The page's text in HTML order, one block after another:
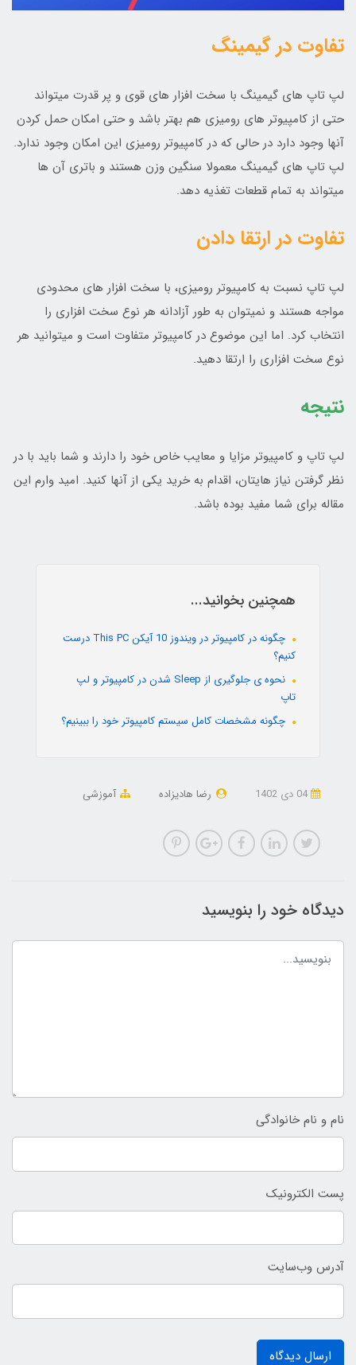
تفاوت در گیمینگ
لپ تاپ های گیمینگ با سخت افزار های قوی و پر قدرت میتواند
حتی از کامپیوتر های رومیزی هم بهتر باشد و حتی امکان حمل کردن
آنها وجود دارد در حالی که در کامپیوتر رومیزی این امکان وجود ندارد.
لپ تاپ های گیمینگ معمولا سنگین وزن هستند و باتری آن ها
میتواند به تمام قطعات تغذیه دهد.
تفاوت در ارتقا دادن
لپ تاپ نسبت به کامپیوتر رومیزی، با سخت افزار های محدودی
مواجه هستند و نمیتوان به طور آزادانه هر نوع سخت افزاری را
انتخاب کرد. اما این موضوع در کامپیوتر متفاوت است و میتوانید هر
نوع سخت افزاری را ارتقا دهید.
نتیجه
لپ تاپ و کامپیوتر مزایا و معایب خاص خود را دارند و شما باید با در
نظر گرفتن نیاز هایتان، اقدام به خرید یکی از آنها کنید. امید وارم این
مقاله برای شما مفید بوده باشد.
همچنین بخوانید...
چگونه در کامپیوتر در ویندوز 10 آیکن This PC درست
کنیم؟
نحوه ی جلوگیری از Sleep شدن در کامپیوتر و لپ
تاپ
چگونه مشخصات کامل سیستم کامپیوتر خود را ببینیم؟
04 دی 1402 رضا هادیزاده آموزشی
دیدگاه خود را بنویسید
نام و نام خانوادگی
پست الکترونیک
آدرس وب‌سایت
ارسال دیدگاه